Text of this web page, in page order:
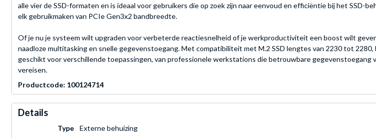
alle vier de SSD-formaten en is ideaal voor gebruikers die op zoek zijn naar eenvoud en efficiëntie bij het
elk gebruikmaken van PCIe Gen3x2 bandbreedte.
Of je nu je systeem wilt upgraden voor verbeterde reactiesnelheid of je werkproductiviteit een boost wilt
naadloze multitasking en snelle gegevenstoegang. Met compatibiliteit met M.2 SSD lengtes van 2230 tot
geschikt voor verschillende toepassingen, van professionele werkstations die betrouwbare
vereisen.
Productcode: 100124714
Details
Type
Externe behuizing